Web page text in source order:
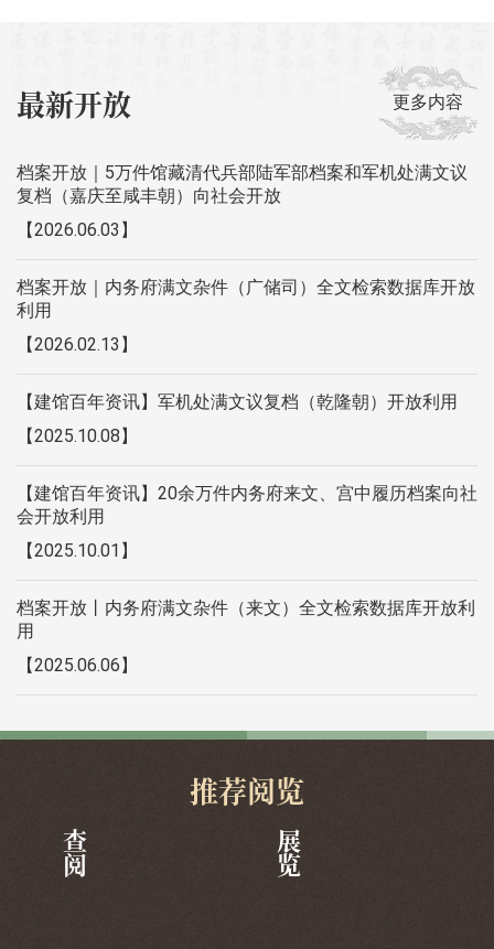
最新开放 更多内容
档案开放｜5万件馆藏清代兵部陆军部档案和军机处满文议
复档（嘉庆至咸丰朝）向社会开放
【2026.06.03】
档案开放｜内务府满文杂件（广储司）全文检索数据库开放
利用
【2026.02.13】
【建馆百年资讯】军机处满文议复档（乾隆朝）开放利用
【2025.10.08】
【建馆百年资讯】20余万件内务府来文、宫中履历档案向社
会开放利用
【2025.10.01】
档案开放丨内务府满文杂件（来文）全文检索数据库开放利
用
【2025.06.06】
推荐阅览
查阅 展览